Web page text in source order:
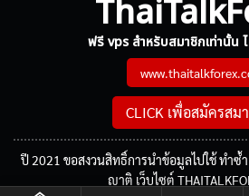
ฟรี vps สำหรับสมาชิกเท่านั้น
CLICK เพื่อสมัครสม
ปี 2021 ขอสงวนสิทธิ์การนำข้อมูลไปใช้ ทำซ้
ญาติ เว็บไซต์